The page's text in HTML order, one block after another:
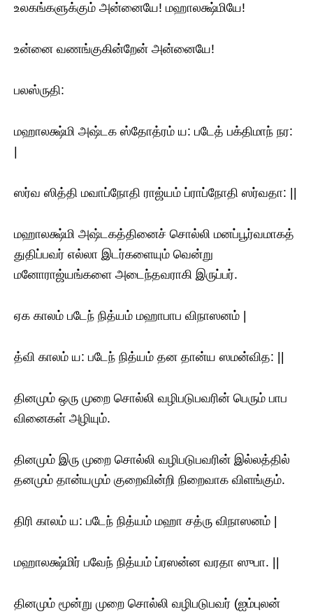
உலகங்களுக்கும் அன்னையே! மஹாலக்ஷ்மியே!
உன்னை வணங்குகின்றேன் அன்னையே!
பலஸ்ருதி:
மஹாலக்ஷ்மி அஷ்டக ஸ்தோத்ரம் ய: படேத் பக்திமாந் நர:
ஸர்வ ஸித்தி மவாப்நோதி ராஜ்யம் ப்ராப்நோதி ஸர்வதா: ||
மஹாலக்ஷ்மி அஷ்டகத்தினைச் சொல்லி மனப்பூர்வமாகத்
துதிப்பவர் எல்லா இடர்களையும் வென்று
மனோராஜ்யங்களை அடைந்தவராகி இருப்பர்.
ஏக காலம் படேந் நித்யம் மஹாபாப விநாஸனம் |
த்வி காலம் ய: படேந் நித்யம் தன தான்ய ஸமன்வித: ||
தினமும் ஒரு முறை சொல்லி வழிபடுபவரின் பெரும் பாப
வினைகள் அழியும்.
தினமும் இரு முறை சொல்லி வழிபடுபவரின் இல்லத்தில்
தனமும் தான்யமும் குறைவின்றி நிறைவாக விளங்கும்.
திரி காலம் ய: படேந் நித்யம் மஹா சத்ரு விநாஸனம் |
மஹாலக்ஷ்மிர் பவேந் நித்யம் ப்ரஸன்ன வரதா ஸுபா. ||
தினமும் மூன்று முறை சொல்லி வழிபடுபவர் (ஐம்புலன்